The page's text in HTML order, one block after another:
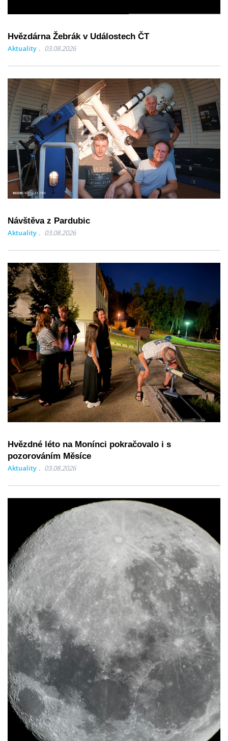
Hvězdárna Žebrák v Událostech ČT
Aktuality 03.08.2026
Návštěva z Pardubic
Aktuality 03.08.2026
Hvězdné léto na Monínci pokračovalo i s
pozorováním Měsíce
Aktuality 03.08.2026